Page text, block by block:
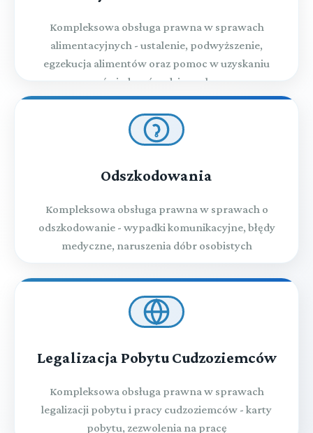
Kompleksowa obsługa prawna w sprawach
alimentacyjnych - ustalenie, podwyższenie,
egzekucja alimentów oraz pomoc w uzyskaniu
świadczeń rodzinnych
Odszkodowania
Kompleksowa obsługa prawna w sprawach o
odszkodowanie - wypadki komunikacyjne, błędy
medyczne, naruszenia dóbr osobistych
Legalizacja Pobytu Cudzoziemców
Kompleksowa obsługa prawna w sprawach
legalizacji pobytu i pracy cudzoziemców - karty
pobytu, zezwolenia na pracę